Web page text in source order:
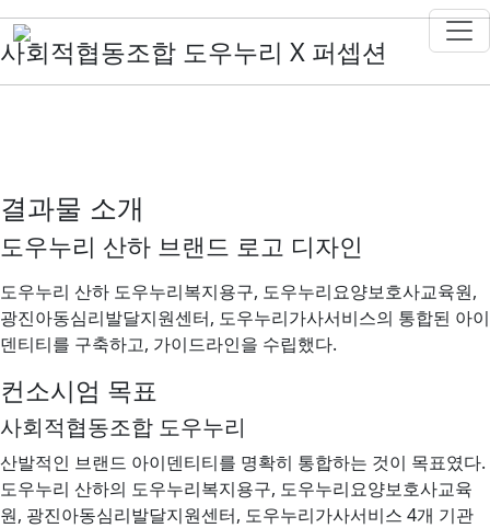
사회적협동조합 도우누리 X 퍼셉션
결과물 소개
도우누리 산하 브랜드 로고 디자인
도우누리 산하 도우누리복지용구, 도우누리요양보호사교육원,
광진아동심리발달지원센터, 도우누리가사서비스의 통합된 아이
덴티티를 구축하고, 가이드라인을 수립했다.
컨소시엄 목표
사회적협동조합 도우누리
산발적인 브랜드 아이덴티티를 명확히 통합하는 것이 목표였다.
도우누리 산하의 도우누리복지용구, 도우누리요양보호사교육
원, 광진아동심리발달지원센터, 도우누리가사서비스 4개 기관